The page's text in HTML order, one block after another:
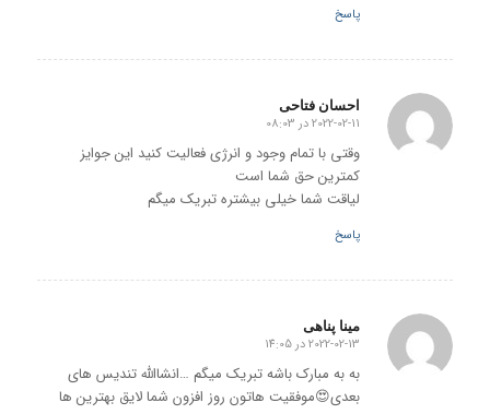
پاسخ
احسان فتاحی
گفته:
2022-02-11 در 08:03
وقتی با تمام وجود و انرژی فعالیت کنید این جوایز
کمترین حق شما است
لیاقت شما خیلی بیشتره تبریک میگم
پاسخ
مینا پناهی
گفته:
2022-02-13 در 14:05
به به مبارک باشه تبریک میگم …انشاالله تندیس های
بعدی😍موفقیت هاتون روز افزون شما لایق بهترین ها